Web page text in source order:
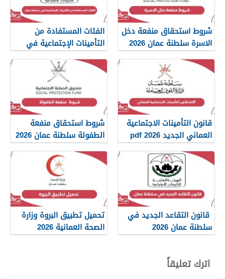
شروط استحقاق منفعة دخل
الاسرة سلطنة عمان 2026
الفئات المستفادة من
التأمينات الإجتماعية في
سلطنة عمان 2026
قانون التأمينات الاجتماعية
العماني الجديد 2026 pdf
شروط استحقاق منفعة
الطفولة سلطنة عمان 2026
قانون التقاعد الجديد في
سلطنة عمان 2026
تحميل تطبيق البروة وزارة
الصحة العمانية 2026
اترك تعليقاً